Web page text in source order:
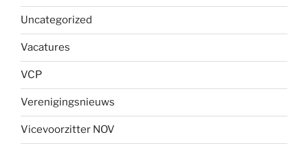
Uncategorized
Vacatures
VCP
Verenigingsnieuws
Vicevoorzitter NOV